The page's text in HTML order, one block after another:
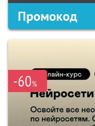
Промокод
-60%